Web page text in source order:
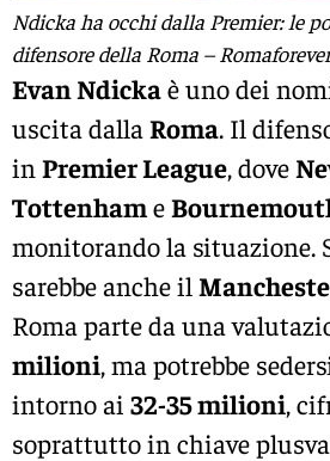
Ndicka ha occhi dalla Premier: le
difensore della Roma –
Evan Ndickaè uno dei
uscita dalla Roma. Il
in Premier League, dove
Tottenhame
monitorando la situazione.
sarebbe anche il
Roma parte da una
milioni, ma potrebbe
intorno ai 32-35 milioni,
soprattutto in chiave